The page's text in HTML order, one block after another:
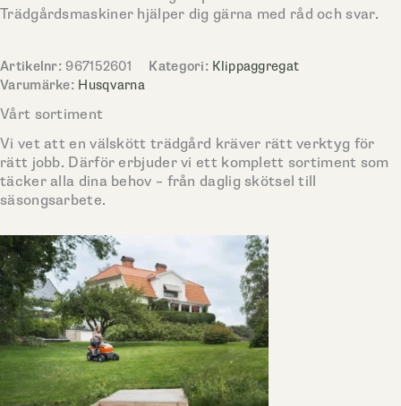
Trädgårdsmaskiner hjälper dig gärna med råd och svar.
Artikelnr:967152601 Kategori: Klippaggregat
Varumärke: Husqvarna
Vårt sortiment
Vi vet att en välskött trädgård kräver rätt verktyg för
rätt jobb. Därför erbjuder vi ett komplett sortiment som
täcker alla dina behov – från daglig skötsel till
säsongsarbete.